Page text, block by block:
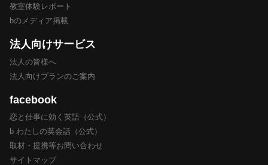
教室体験レポート
bのメディア掲載
法人向けサービス
法人の皆様へ
法人向けプランのご案内
facebook
恋と仕事に効く英語（公式）
b わたしの英会話（公式）
取材・提携等お問い合わせ
サイトマップ